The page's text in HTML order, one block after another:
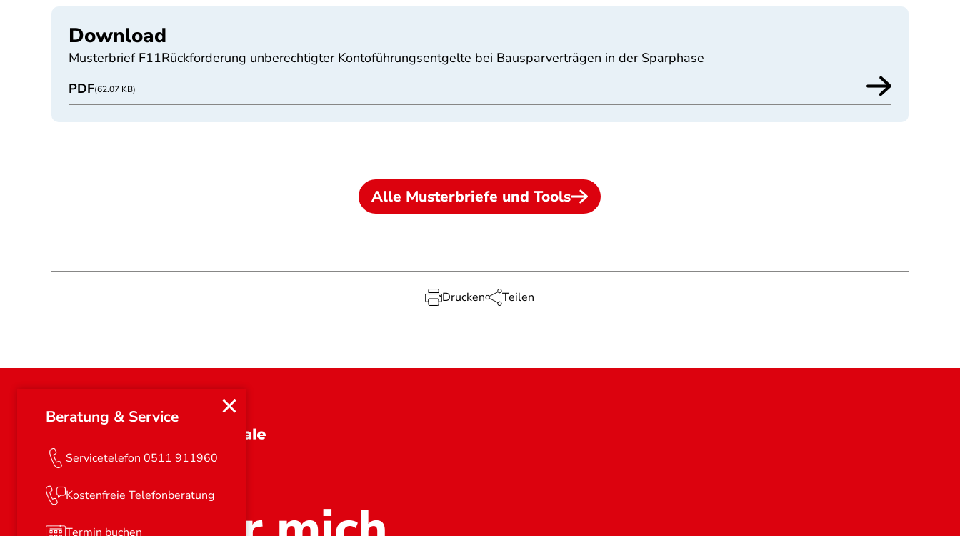
Beratung & Service
Servicetelefon 0511 911960
Kostenfreie Telefonberatung
Termin buchen
Download
Musterbrief F11Rückforderung unberechtigter Kontoführungsentgelte bei Bausparverträgen in der Sparphase
PDF(62.07 KB)
Alle Musterbriefe und Tools
Drucken Teilen